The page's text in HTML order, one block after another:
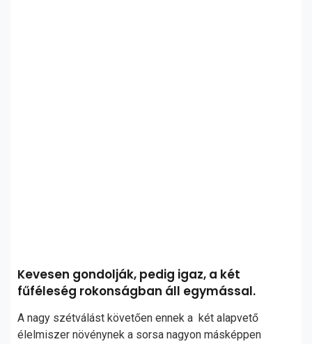
Kevesen gondolják, pedig igaz, a két
fűféleség rokonságban áll egymással.
A nagy szétválást követően ennek a két alapvető
élelmiszer növénynek a sorsa nagyon másképpen